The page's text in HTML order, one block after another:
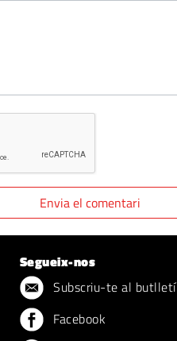
Segueix-nos
Subscriu-te al butlletí
Facebook